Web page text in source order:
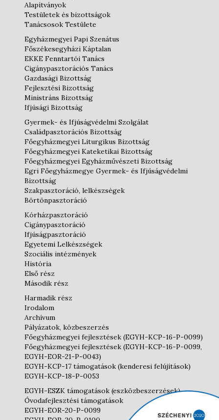
Alapítványok
Testületek és bizottságok
Tanácsosok Testülete
Egyházmegyei Papi Szenátus
Főszékesegyházi Káptalan
EKKE Fenntartói Tanács
Cigánypasztorációs Tanács
Gazdasági Bizottság
Fejlesztési Bizottság
Ministráns Bizottság
Ifjúsági Bizottság
Gyermek- és Ifjúságvédelmi Szolgálat
Családpasztorációs Bizottság
Főegyházmegyei Liturgikus Bizottság
Főegyházmegyei Kateketikai Bizottság
Főegyházmegyei Egyházművészeti Bizottság
Egri Főegyházmegye Gyermek- és Ifjúságvédelmi
Bizottság
Szakpasztoráció, lelkészségek
Börtönpasztoráció
Kórházpasztoráció
Cigánypasztoráció
Ifjúságpasztoráció
Egyetemi Lelkészségek
Szociális intézmények
História
Első rész
Második rész
Harmadik rész
Irodalom
Archívum
Pályázatok, közbeszerzés
Főegyházmegyei fejlesztések (EGYH-KCP-16-P-0099)
Főegyházmegyei fejlesztések (EGYH-KCP-16-P-0099,
EGYH-EOR-21-P-0043)
EGYH-KCP-17 támogatások (kenderesi felújítások)
EGYH-KCP-18-P-0053
EGYH-ESZK támogatások (eszközbeszerzések)
Óvodafejlesztési támogatások
EGYH-EOR-20-P-0099